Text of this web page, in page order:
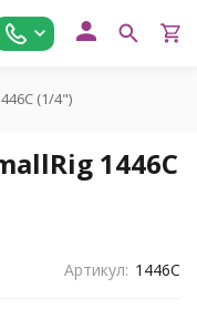
(1/4")
1446C
Артикул: 1446C